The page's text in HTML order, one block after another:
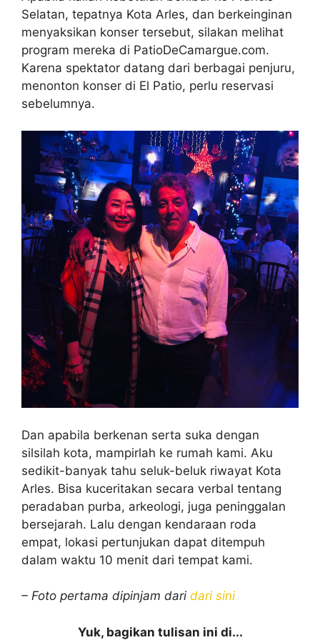
Selatan, tepatnya Kota Arles, dan berkeinginan
menyaksikan konser tersebut, silakan melihat
program mereka di PatioDeCamargue.com.
Karena spektator datang dari berbagai penjuru,
menonton konser di El Patio, perlu reservasi
sebelumnya.
Dan apabila berkenan serta suka dengan
silsilah kota, mampirlah ke rumah kami. Aku
sedikit-banyak tahu seluk-beluk riwayat Kota
Arles. Bisa kuceritakan secara verbal tentang
peradaban purba, arkeologi, juga peninggalan
bersejarah. Lalu dengan kendaraan roda
empat, lokasi pertunjukan dapat ditempuh
dalam waktu 10 menit dari tempat kami.
– Foto pertama dipinjam dari dari sini
Yuk, bagikan tulisan ini di...